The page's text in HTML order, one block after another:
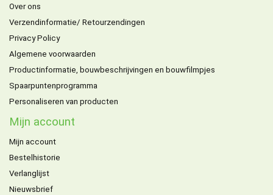
Over ons
Verzendinformatie/ Retourzendingen
Privacy Policy
Algemene voorwaarden
Productinformatie, bouwbeschrijvingen en bouwfilmpjes
Spaarpuntenprogramma
Personaliseren van producten
Mijn account
Mijn account
Bestelhistorie
Verlanglijst
Nieuwsbrief